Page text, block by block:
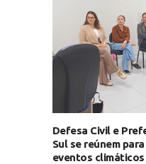
Defesa Civil e
Sul se reúnem
eventos climáticos